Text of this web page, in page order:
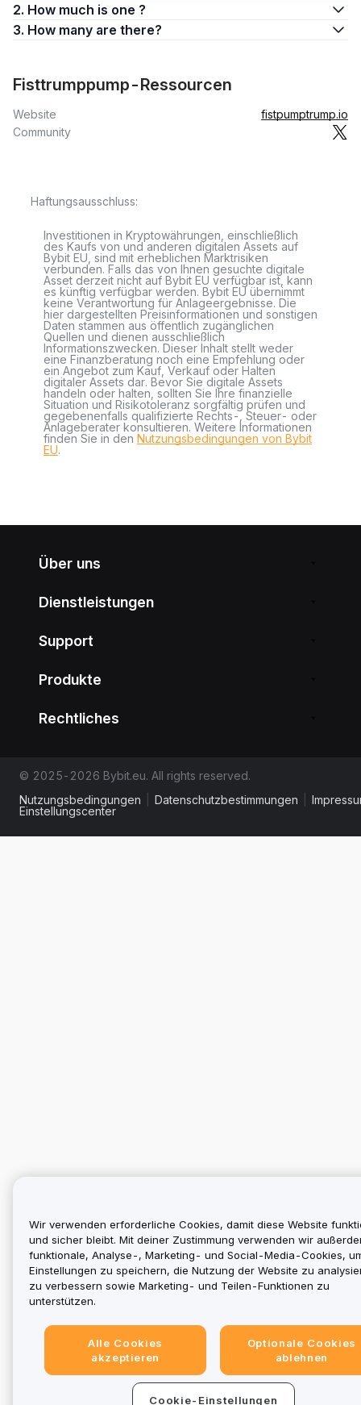
2. How much is one ?
3. How many are there?
Fisttrumppump-Ressourcen
Website
fistpumptrump.io
Community
Haftungsausschluss:
Investitionen in Kryptowährungen, einschließlich
des Kaufs von und anderen digitalen Assets auf
Bybit EU, sind mit erheblichen Marktrisiken
verbunden. Falls das von Ihnen gesuchte digitale
Asset derzeit nicht auf Bybit EU verfügbar ist, kann
es künftig verfügbar werden. Bybit EU übernimmt
keine Verantwortung für Anlageergebnisse. Die
hier dargestellten Preisinformationen und sonstigen
Daten stammen aus öffentlich zugänglichen
Quellen und dienen ausschließlich
Informationszwecken. Dieser Inhalt stellt weder
eine Finanzberatung noch eine Empfehlung oder
ein Angebot zum Kauf, Verkauf oder Halten
digitaler Assets dar. Bevor Sie digitale Assets
handeln oder halten, sollten Sie Ihre finanzielle
Situation und Risikotoleranz sorgfältig prüfen und
gegebenenfalls qualifizierte Rechts-, Steuer- oder
Anlageberater konsultieren. Weitere Informationen
finden Sie in den Nutzungsbedingungen von Bybit
EU.
Über uns
Dienstleistungen
Support
Produkte
Rechtliches
© 2025-2026 Bybit.eu. All rights reserved.
Nutzungsbedingungen
Datenschutzbestimmungen
Einstellungscenter
Wir verwenden erforderliche Cookies, damit diese Website
und sicher bleibt. Mit deiner Zustimmung verwenden wir
funktionale, Analyse-, Marketing- und Social-Media-Cookies,
Einstellungen zu speichern, die Nutzung der Website zu
zu verbessern sowie Marketing- und Teilen-Funktionen zu
unterstützen.
Alle Cookies
akzeptieren
Optionale Cookies
ablehnen
Cookie-Einstellungen